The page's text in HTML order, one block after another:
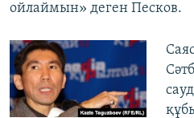
ойлаймын» деген Песков.